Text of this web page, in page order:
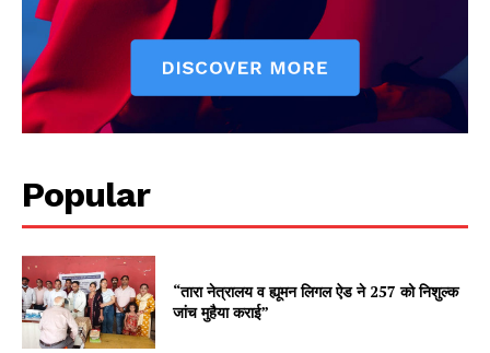
Popular
“तारा नेत्रालय व ह्यूमन लिगल ऐड ने 257 को निशुल्क
जांच मुहैया कराई”